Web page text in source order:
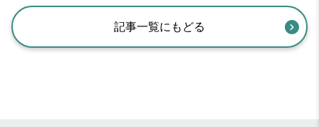
記事一覧にもどる